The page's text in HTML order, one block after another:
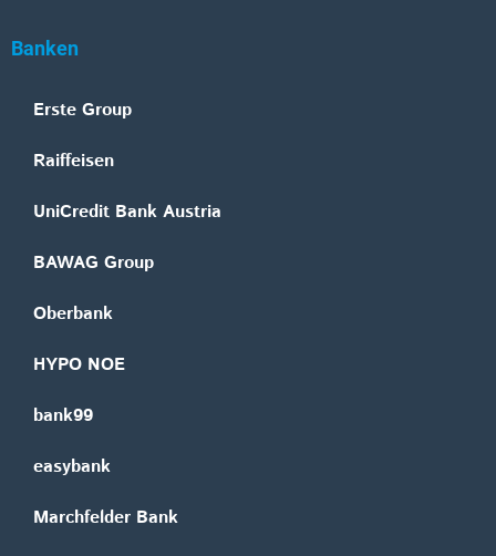
Banken
Erste Group
Raiffeisen
UniCredit Bank Austria
BAWAG Group
Oberbank
HYPO NOE
bank99
easybank
Marchfelder Bank